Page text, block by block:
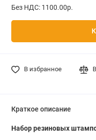
Без НДС: 1100.00р.
В избранное
Краткое описание
Набор резиновых